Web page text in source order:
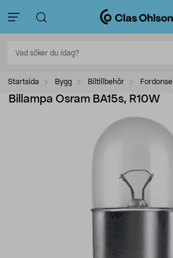
Startsida Bygg Biltillbehör Fordonsel
Billampa Osram BA15s, R10W